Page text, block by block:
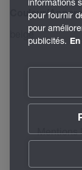
Couleur/
beige
Mentions
informations
pour fournir
pour
publicités.